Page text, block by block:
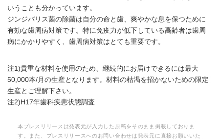
いうことも分かっています。
ジンジバリス菌の除菌は自分の命と歯、爽やかな息を保つために
有効な歯周病対策です。特に免疫力が低下している高齢者は歯周
病にかかりやすく、歯周病対策はとても重要です。
注1)貴重な材料を使用のため、継続的にお届けできるには最大
50,000本/月の生産となります。材料の枯渇を招かないための限定
生産とご理解下さい。
注2)H17年歯科疾患状態調査
本プレスリリースは発表元が入力した原稿をそのまま掲載しておりま
す。また、プレスリリースへのお問い合わせは発表元に直接お願いいた